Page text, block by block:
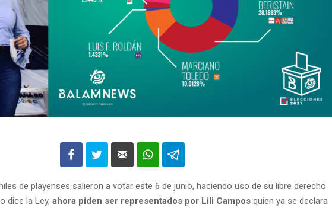
de playenses salieron a votar este 6 de junio, haciendo uso de su libre derecho
dice la Ley, ahora piden ser representados por Lili Campos quien ya se declara